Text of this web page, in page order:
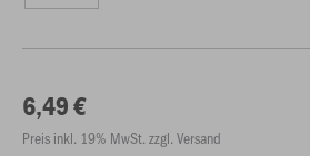
6,49 €
Preis inkl. 19% MwSt. zzgl. Versand